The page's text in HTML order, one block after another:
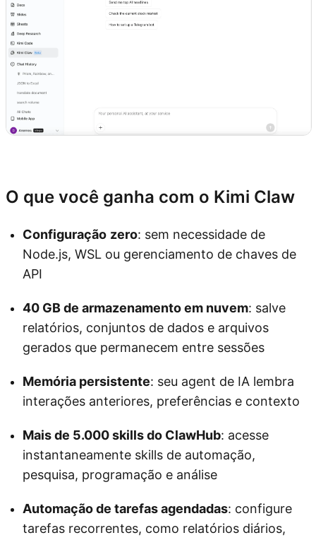
O que você ganha com o Kimi Claw
Configuração zero: sem necessidade de
Node.js, WSL ou gerenciamento de chaves de
API
40 GB de armazenamento em nuvem: salve
relatórios, conjuntos de dados e arquivos
gerados que permanecem entre sessões
Memória persistente: seu agent de IA lembra
interações anteriores, preferências e contexto
Mais de 5.000 skills do ClawHub: acesse
instantaneamente skills de automação,
pesquisa, programação e análise
Automação de tarefas agendadas: configure
tarefas recorrentes, como relatórios diários,